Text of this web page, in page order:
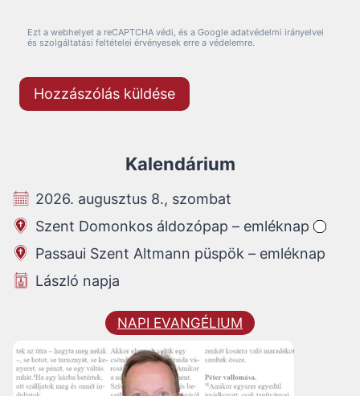
Ezt a webhelyet a reCAPTCHA védi, és a Google adatvédelmi irányelvei
és szolgáltatási feltételei érvényesek erre a védelemre.
Kalendárium
2026. augusztus 8., szombat
Szent Domonkos áldozópap – emléknap
Passaui Szent Altmann püspök – emléknap
László napja
NAPI EVANGÉLIUM